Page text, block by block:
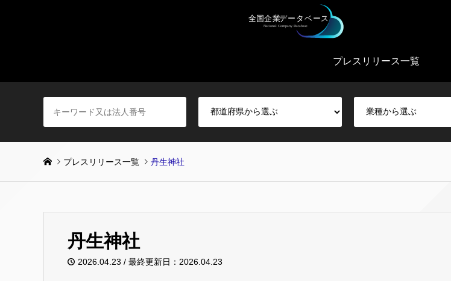
プレスリリース一覧
プレスリリース一覧 丹生神社
丹生神社
2026.04.23 / 最終更新日：2026.04.23